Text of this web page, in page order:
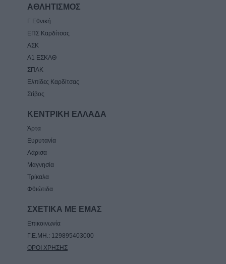
ΑΘΛΗΤΙΣΜΟΣ
Γ Εθνική
ΕΠΣ Καρδίτσας
ΑΣΚ
Α1 ΕΣΚΑΘ
ΣΠΑΚ
Ελπίδες Καρδίτσας
Στίβος
ΚΕΝΤΡΙΚΗ ΕΛΛΑΔΑ
Άρτα
Ευρυτανία
Λάρισα
Μαγνησία
Τρίκαλα
Φθιώτιδα
ΣΧΕΤΙΚΑ ΜΕ ΕΜΑΣ
Επικοινωνία
Γ.Ε.ΜΗ.: 129895403000
ΟΡΟΙ ΧΡΗΣΗΣ